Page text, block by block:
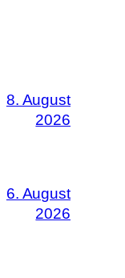
8. August
2026
6. August
2026